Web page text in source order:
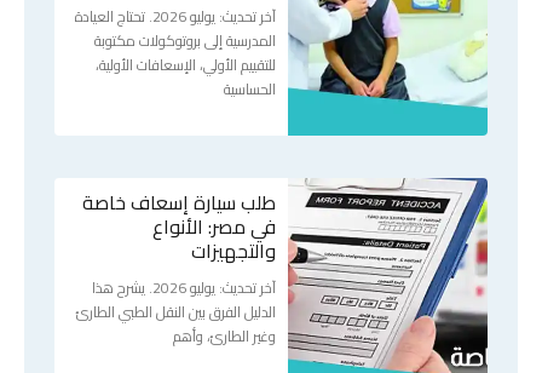
آخر تحديث: يوليو 2026. تحتاج العيادة
المدرسية إلى بروتوكولات مكتوبة
للتقييم الأولي، الإسعافات الأولية،
الحساسية
طلب سيارة إسعاف خاصة
في مصر: الأنواع
والتجهيزات
آخر تحديث: يوليو 2026. يشرح هذا
الدليل الفرق بين النقل الطبي الطارئ
وغير الطارئ، وأهم